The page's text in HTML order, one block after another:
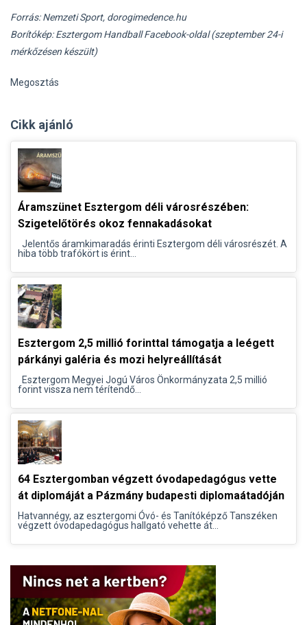
Forrás: Nemzeti Sport, dorogimedence.hu
Borítókép: Esztergom Handball Facebook-oldal (szeptember 24-i
mérkőzésen készült)
Megosztás
Cikk ajánló
Áramszünet Esztergom déli városrészében:
Szigetelőtörés okoz fennakadásokat
Jelentős áramkimaradás érinti Esztergom déli városrészét. A
hiba több trafókört is érint...
Esztergom 2,5 millió forinttal támogatja a leégett
párkányi galéria és mozi helyreállítását
Esztergom Megyei Jogú Város Önkormányzata 2,5 millió
forint vissza nem térítendő...
64 Esztergomban végzett óvodapedagógus vette
át diplomáját a Pázmány budapesti diplomaátadóján
Hatvannégy, az esztergomi Óvó- és Tanítóképző Tanszéken
végzett óvodapedagógus hallgató vehette át...